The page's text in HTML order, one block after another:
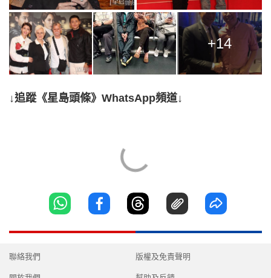
+14
↓追蹤《星島頭條》WhatsApp頻道↓
聯絡我們 版權及免責聲明